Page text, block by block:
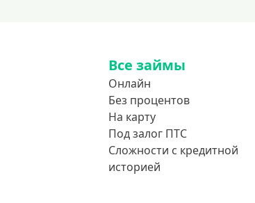
Все займы
Онлайн
Без процентов
На карту
Под залог ПТС
Сложности с кредитной
историей